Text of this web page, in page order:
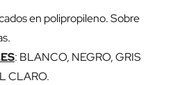
en polipropileno. Sobre
: BLANCO, NEGRO, GRIS
CLARO.